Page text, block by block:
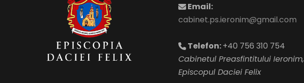
Email:
cabinet.ps.ieronim@gmail.com
Telefon:+40 756 310 754
Cabinetul Preasfintitului Ieronim,
Episcopul Daciei Felix